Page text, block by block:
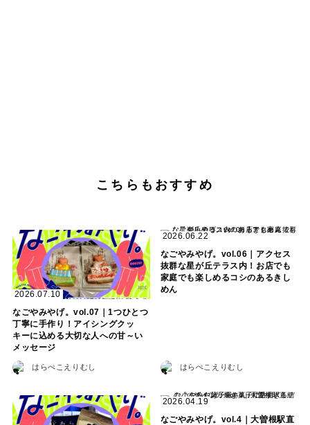
こちらもおすすめ
2026.07.10
なごやみやげ。vol.07｜1つひとつ
丁寧に手作り！アイシングクッ
キーに込める大切な人への甘～い
メッセージ
はらぺこえりむし
2026.06.22
なごやみやげ。vol.06｜アクセス
抜群な星が丘テラス内！お店でも
家庭でも楽しめるコシのあるきし
めん
はらぺこえりむし
2026.04.19
なごやみやげ。vol.4｜大曽根駅直